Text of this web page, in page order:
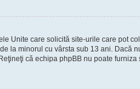
Unite care solicită site-urile care pot
minorul cu vârsta sub 13 ani. Dacă
că echipa phpBB nu poate